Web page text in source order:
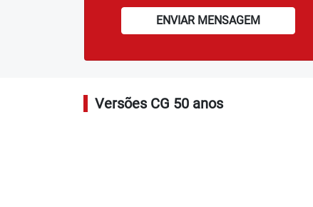
ENVIAR MENSAGEM
Versões CG 50 anos